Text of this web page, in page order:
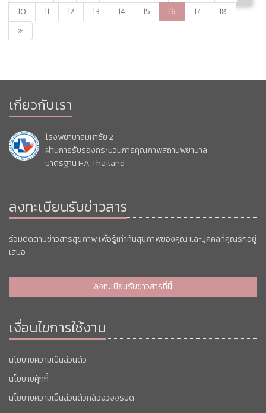
10
11 12 13 14 15 16 17
18
»
เกี่ยวกับเรา
โรงพยาบาลมหาชัย 2
ผ่านการรับรองกระบวนการคุณภาพสถานพยาบาล
มาตรฐาน HA Thailand
ลงทะเบียนรับข่าวสาร
ร่วมติดตามข่าวสารสุขภาพ เพื่อรู้เท่าทันสุขภาพของคุณ และบุคคลที่คุณรักอยู่
เสมอ
ลงทะเบียนรับข่าวสารที่นี้
เงื่อนไขการใช้งาน
นโยบายความเป็นส่วนตัว
นโยบายคุ้กกี้
นโยบายความเป็นส่วนตัวกล้องวงจรปิด